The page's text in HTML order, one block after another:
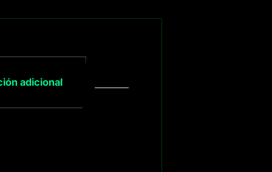
adicional